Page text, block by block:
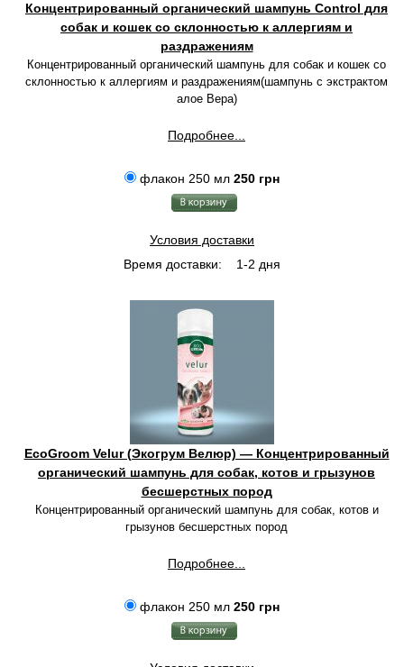
Концентрированный органический шампунь Control для
собак и кошек со склонностью к аллергиям и
раздражениям
Концентрированный органический шампунь для собак и кошек со
склонностью к аллергиям и раздражениям(шампунь с экстрактом
алое Вера)
Подробнее...
флакон 250 мл 250 грн
Условия доставки
Время доставки:
1-2 дня
EcoGroom Velur (Экогрум Велюр) — Концентрированный
органический шампунь для собак, котов и грызунов
бесшерстных пород
Концентрированный органический шампунь для собак, котов и
грызунов бесшерстных пород
Подробнее...
флакон 250 мл 250 грн